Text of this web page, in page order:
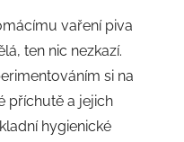
vaření piva
ten nic nezkazí.
si na
příchutě a jejich
hygienické